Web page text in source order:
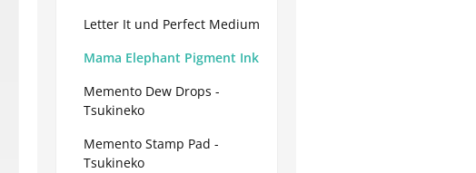
Letter It und Perfect Medium
Mama Elephant Pigment Ink
Memento Dew Drops -
Tsukineko
Memento Stamp Pad -
Tsukineko